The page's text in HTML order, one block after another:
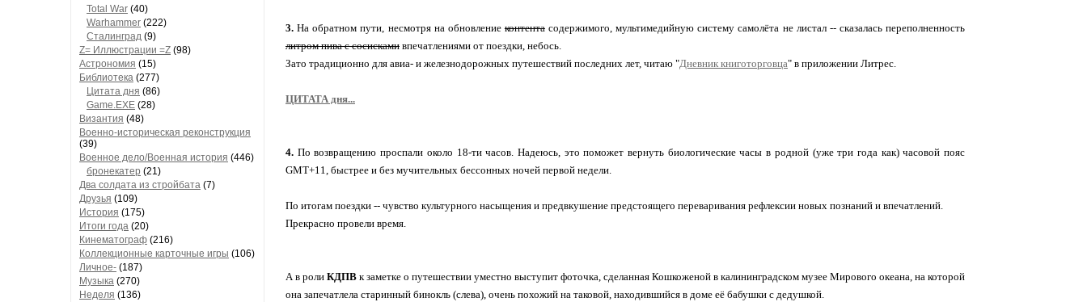
Total War (40)
Warhammer (222)
Сталинград (9)
Z= Иллюстрации =Z (98)
Астрономия (15)
Библиотека (277)
Цитата дня (86)
Game.EXE (28)
Византия (48)
Военно-историческая реконструкция
(39)
Военное дело/Военная история (446)
бронекатер (21)
Два солдата из стройбата (7)
Друзья (109)
История (175)
Итоги года (20)
Кинематограф (216)
Коллекционные карточные игры (106)
Личное- (187)
Музыка (270)
Неделя (136)
3. На обратном пути, несмотря на обновлениеконтентасодержимого, мультимедийную систему самолёта не листал -- сказалась переполненность
литром пива с сосисками впечатлениями от поездки, небось.
Зато традиционно для авиа- и железнодорожных путешествий последних лет, читаю "Дневник книготорговца" в приложении Литрес.
ЦИТАТА дня...
4. По возвращению проспали около 18-ти часов. Надеюсь, это поможет вернуть биологические часы в родной (уже три года как) часовой пояс
GMT+11, быстрее и без мучительных бессонных ночей первой недели.
По итогам поездки -- чувство культурного насыщения и предвкушение предстоящего переваривания рефлексии новых познаний и впечатлений.
Прекрасно провели время.
А в роли КДПВ к заметке о путешествии уместно выступит фоточка, сделанная Кошкоженой в калининградском музее Мирового океана, на которой
она запечатлела старинный бинокль (слева), очень похожий на таковой, находившийся в доме её бабушки с дедушкой.